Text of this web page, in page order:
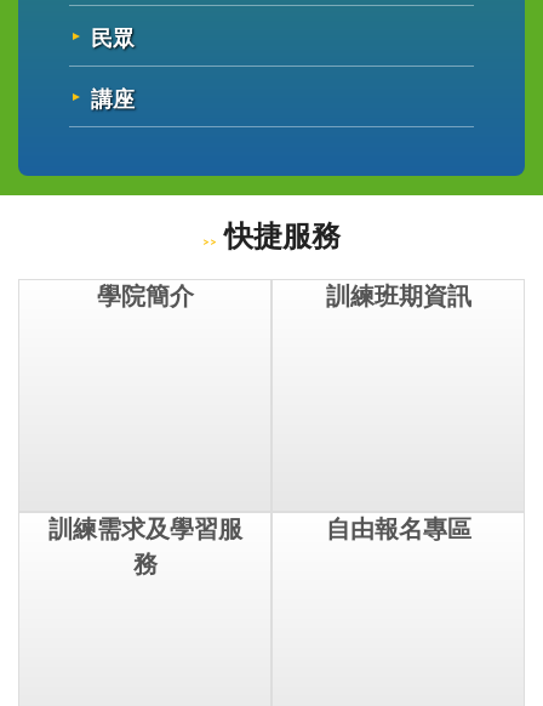
民眾
講座
快捷服務
學院簡介 訓練班期資訊
訓練需求及學習服
務
自由報名專區